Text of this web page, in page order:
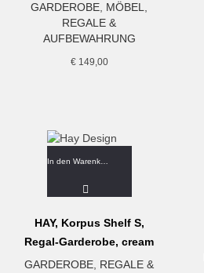
GARDEROBE MÖBEL
REGALE &
AUFBEWAHRUNG
€149,00
In den Warenkorb
HAY, Korpus Shelf S,
Regal-Garderobe, cream
GARDEROBE, REGALE &